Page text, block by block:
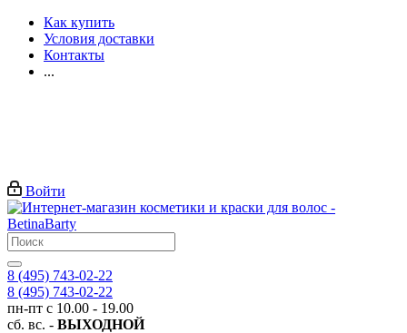
Как купить
Условия доставки
Контакты
...
Войти
8 (495) 743-02-22
8 (495) 743-02-22
пн-пт с 10.00 - 19.00
сб. вс. - ВЫХОДНОЙ